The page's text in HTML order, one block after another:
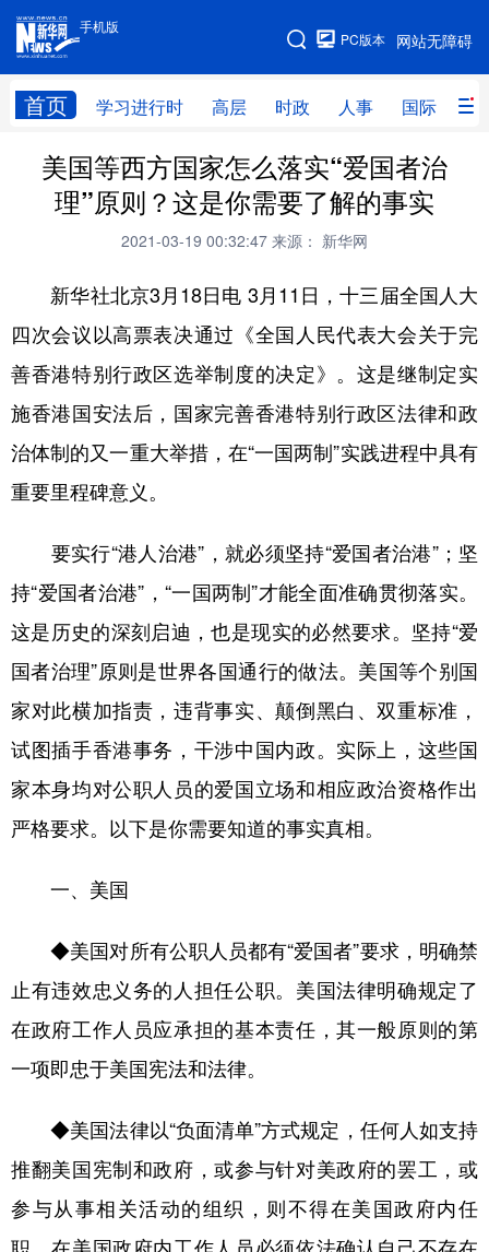
手机版
网站无障碍
PC版本
首页 学习进行时 高层 时政 人事 国际 财
手机版
网站地图
学习进行时 高层 时政 人事
国际 财经 网评 港澳
全球连线
科技 科创 量子 体育
文化 书画 健康 军事
法律 中央文件 金融 汽车
食品
彩票 娱乐 时尚 悦读
公益 一带一路 亚太网 上市公司
文化产业
地方频道
辽宁
浙江 安徽 福建 江西
山东 河南 湖北 湖南
广东 广西 海南 重庆
四川 贵州
陕西 甘肃 青海 宁夏
新疆 内蒙古 黑龙江
美国等西方国家怎么落实“爱国者治
理”原则？这是你需要了解的事实
2021-03-19 00:32:47 来源： 新华网
新华社北京3月18日电 3月11日，十三届全国人大
四次会议以高票表决通过《全国人民代表大会关于完
善香港特别行政区选举制度的决定》。这是继制定实
施香港国安法后，国家完善香港特别行政区法律和政
治体制的又一重大举措，在“一国两制”实践进程中具有
重要里程碑意义。
要实行“港人治港”，就必须坚持“爱国者治港”；坚
持“爱国者治港”，“一国两制”才能全面准确贯彻落实。
这是历史的深刻启迪，也是现实的必然要求。坚持“爱
国者治理”原则是世界各国通行的做法。美国等个别国
家对此横加指责，违背事实、颠倒黑白、双重标准，
试图插手香港事务，干涉中国内政。实际上，这些国
家本身均对公职人员的爱国立场和相应政治资格作出
严格要求。以下是你需要知道的事实真相。
一、美国
◆美国对所有公职人员都有“爱国者”要求，明确禁
止有违效忠义务的人担任公职。美国法律明确规定了
在政府工作人员应承担的基本责任，其一般原则的第
一项即忠于美国宪法和法律。
◆美国法律以“负面清单”方式规定，任何人如支持
推翻美国宪制和政府，或参与针对美政府的罢工，或
参与从事相关活动的组织，则不得在美国政府内任